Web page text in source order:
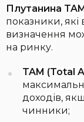
Плутанина
показники, які
визначення
на ринку.
TAM (Total
доходів,
чинники;